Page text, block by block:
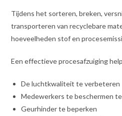
Tijdens het sorteren, breken,
transporteren van recyclebare
hoeveelheden stof en
Een effectieve procesafzuiging
De luchtkwaliteit te verbeteren
Medewerkers te beschermen
Geurhinder te beperken